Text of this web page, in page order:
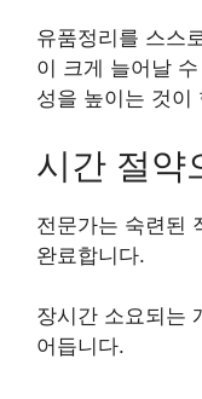
유품정리를 스스
이 크게 늘어날
성을 높이는 것이
시간 절약
전문가는 숙련된
완료합니다.
장시간 소요되는
어듭니다.